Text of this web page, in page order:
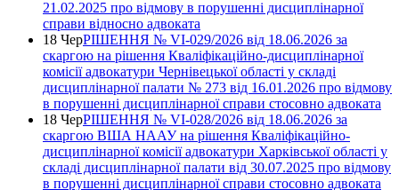
21.02.2025 про відмову в порушенні дисциплінарної
справи відносно адвоката
18 ЧерРІШЕННЯ № VІ-029/2026 від 18.06.2026 за
скаргою на рішення Кваліфікаційно-дисциплінарної
комісії адвокатури Чернівецької області у складі
дисциплінарної палати № 273 від 16.01.2026 про відмову
в порушенні дисциплінарної справи стосовно адвоката
18 ЧерРІШЕННЯ № VІ-028/2026 від 18.06.2026 за
скаргою ВША НААУ на рішення Кваліфікаційно-
дисциплінарної комісії адвокатури Харківської області у
складі дисциплінарної палати від 30.07.2025 про відмову
в порушенні дисциплінарної справи стосовно адвоката